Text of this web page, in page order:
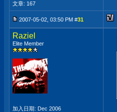
文章: 167
2007-05-02, 03:50 PM #31
Raziel
Elite Member
加入日期: Dec 2006